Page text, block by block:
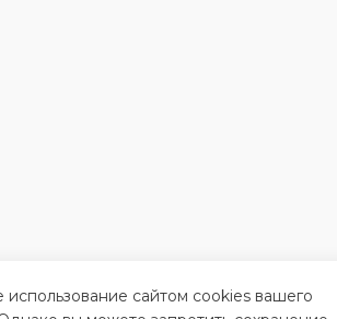
сайтом cookies вашего